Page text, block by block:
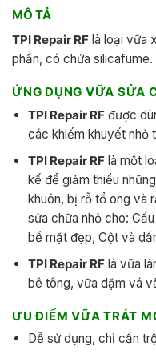
MÔ TẢ
TPI Repair RF là loại vữa
phần, có chứa silicafume.
ỨNG DỤNG VỮA SỬA
TPI Repair RFđược
các khiếm khuyết nhỏ
TPI Repair RFlà một
kế để giảm thiểu
khuôn, bị rỗ tổ ong và
sửa chữa nhỏ cho:
bề mặt đẹp, Cột và
TPI Repair RFlà vữa
bê tông, vữa dặm vá
ƯU ĐIỂMVỮA TRÁT
Dễ sử dụng, chỉ cần